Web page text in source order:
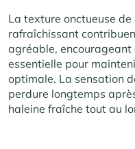
La texture onctueuse
rafraîchissant
agréable,
essentielle pour
optimale. La sensation
perdure longtemps
haleine fraîche tout au